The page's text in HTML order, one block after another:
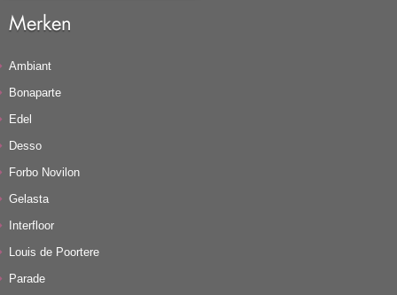
Merken
Ambiant
Bonaparte
Edel
Desso
Forbo Novilon
Gelasta
Interfloor
Louis de Poortere
Parade